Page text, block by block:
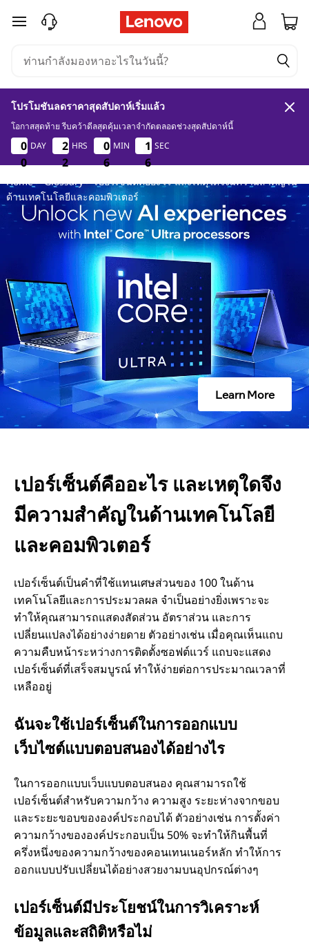
อ
ร์
เ
ซ็
น
คื
อ
ข้ามไปที่เนื้อหาหลัก
โปรโมชันลดราคาสุดสัปดาห์เริ่มแล้ว
โอกาสสุดท้าย รีบคว้าดีลสุดคุ้มเวลาจำกัดตลอดช่วงสุดสัปดาห์นี้
0
0
0
0
0
0
0
0
DAY
2
2
2
2
2
2
2
2
HRS
0
6
0
6
0
6
0
6
MIN 1
6
1
5
1
6
1
5
SEC
Home>Glossary> เปอร์เซ็นต์คืออะไร และเหตุใดจึงมีความสำคัญใน
ด้านเทคโนโลยีและคอมพิวเตอร์
Learn More
เปอร์เซ็นต์คืออะไร และเหตุใดจึง
มีความสำคัญในด้านเทคโนโลยี
และคอมพิวเตอร์
เปอร์เซ็นต์เป็นคำที่ใช้แทนเศษส่วนของ 100 ในด้าน
เทคโนโลยีและการประมวลผล จำเป็นอย่างยิ่งเพราะจะ
ทำให้คุณสามารถแสดงสัดส่วน อัตราส่วน และการ
เปลี่ยนแปลงได้อย่างง่ายดาย ตัวอย่างเช่น เมื่อคุณเห็นแถบ
ความคืบหน้าระหว่างการติดตั้งซอฟต์แวร์ แถบจะแสดง
เปอร์เซ็นต์ที่เสร็จสมบูรณ์ ทำให้ง่ายต่อการประมาณเวลาที่
เหลืออยู่
ฉันจะใช้เปอร์เซ็นต์ในการออกแบบ
เว็บไซต์แบบตอบสนองได้อย่างไร
ในการออกแบบเว็บแบบตอบสนอง คุณสามารถใช้
เปอร์เซ็นต์สำหรับความกว้าง ความสูง ระยะห่างจากขอบ
และระยะขอบขององค์ประกอบได้ ตัวอย่างเช่น การตั้งค่า
ความกว้างขององค์ประกอบเป็น 50% จะทำให้กินพื้นที่
ครึ่งหนึ่งของความกว้างของคอนเทนเนอร์หลัก ทำให้การ
ออกแบบปรับเปลี่ยนได้อย่างสวยงามบนอุปกรณ์ต่างๆ
เปอร์เซ็นต์มีประโยชน์ในการวิเคราะห์
ข้อมูลและสถิติหรือไม่